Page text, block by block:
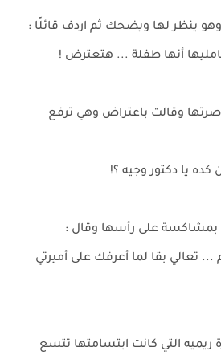
ينظر لها ويضحك ثم اردف قائلًا :
أنها طفلة ... هتعترض !
وقالت باعتراض وهي ترفع
يا دكتور وجيه ؟!
بمشاكسة على رأسها وقال :
تعالي بقا لما أعرفك على أميرتي
ريميه التي كانت ابتسامتها تتسع